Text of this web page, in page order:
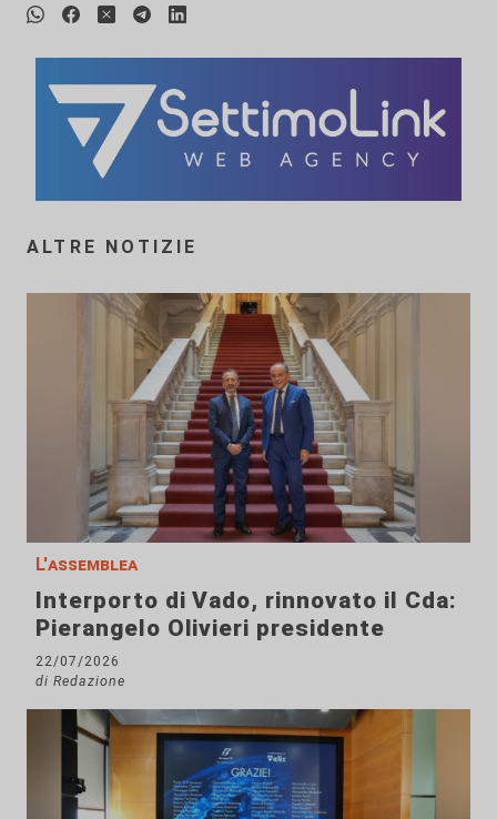
ALTRE NOTIZIE
L'assemblea
Interporto di Vado, rinnovato il Cda:
Pierangelo Olivieri presidente
22/07/2026
di Redazione